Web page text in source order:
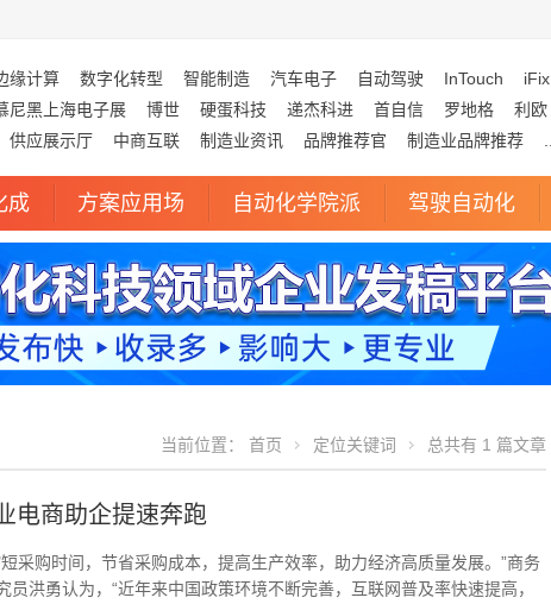
缘计算 数字化转型 智能制造 汽车电子 自动驾驶 InTouch iFix
尼黑上海电子展 博世 硬蛋科技 递杰科进 首自信 罗地格 利欧
供应展示厅 中商互联 制造业资讯 品牌推荐官 制造业品牌推荐
成 方案应用场 自动化学院派 驾驶自动化
当前位置： 首页 定位关键词 总共有 1 篇文章
电商助企提速奔跑
采购时间，节省采购成本，提高生产效率，助力经济高质量发展。”商务
洪勇认为，“近年来中国政策环境不断完善，互联网普及率快速提高，